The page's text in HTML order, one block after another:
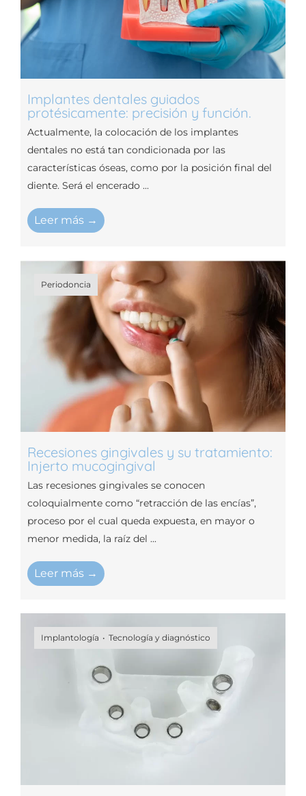
Implantes dentales guiados
protésicamente: precisión y función.
Actualmente, la colocación de los implantes
dentales no está tan condicionada por las
características óseas, como por la posición final del
diente. Será el encerado ...
Leer más →
Periodoncia
Recesiones gingivales y su tratamiento:
Injerto mucogingival
Las recesiones gingivales se conocen
coloquialmente como “retracción de las encías”,
proceso por el cual queda expuesta, en mayor o
menor medida, la raíz del ...
Leer más →
Implantología Tecnología y diagnóstico